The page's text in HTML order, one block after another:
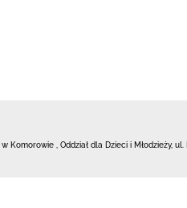
w Komorowie Oddział dla Dzieci i Młodzieży, ul.